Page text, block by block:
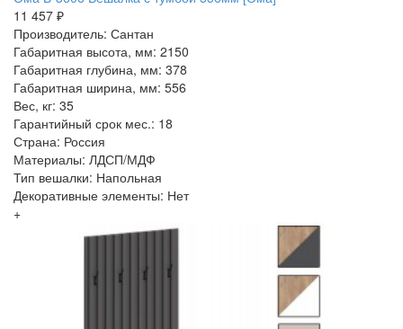
11 457 ₽
Производитель: Сантан
Габаритная высота, мм: 2150
Габаритная глубина, мм: 378
Габаритная ширина, мм: 556
Вес, кг: 35
Гарантийный срок мес.: 18
Страна: Россия
Материалы: ЛДСП/МДФ
Тип вешалки: Напольная
Декоративные элементы: Нет
+